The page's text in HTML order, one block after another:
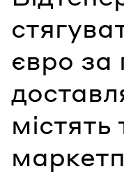
євро за